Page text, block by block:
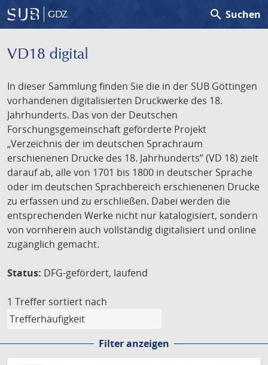
GDZ search Suchen
VD18 digital
In dieser Sammlung finden Sie die in der SUB Göttingen
vorhandenen digitalisierten Druckwerke des 18.
Jahrhunderts. Das von der Deutschen
Forschungsgemeinschaft geförderte Projekt
„Verzeichnis der im deutschen Sprachraum
erschienenen Drucke des 18. Jahrhunderts” (VD 18) zielt
darauf ab, alle von 1701 bis 1800 in deutscher Sprache
oder im deutschen Sprachbereich erschienenen Drucke
zu erfassen und zu erschließen. Dabei werden die
entsprechenden Werke nicht nur katalogisiert, sondern
von vornherein auch vollständig digitalisiert und online
zugänglich gemacht.
Status: DFG-gefördert, laufend
1 Treffer sortiert nach
Filter anzeigen